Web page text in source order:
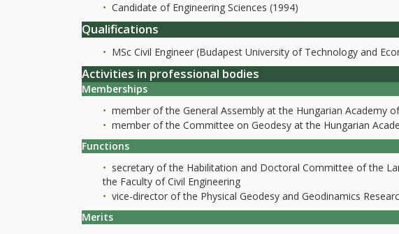
Candidate of Engineering Sciences (1994)
Qualifications
MSc Civil Engineer (Budapest University of Technology and
Activities in professional bodies
Memberships
member of the General Assembly at the Hungarian Academy
member of the Committee on Geodesy at the Hungarian
Functions
secretary of the Habilitation and Doctoral Committee of the
the Faculty of Civil Engineering
vice-director of the Physical Geodesy and Geodinamics
Merits